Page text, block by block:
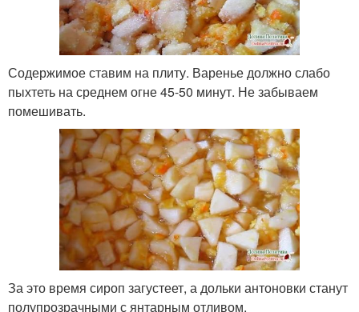
Содержимое ставим на плиту. Варенье должно слабо
пыхтеть на среднем огне 45-50 минут. Не забываем
помешивать.
За это время сироп загустеет, а дольки антоновки станут
полупрозрачными с янтарным отливом.